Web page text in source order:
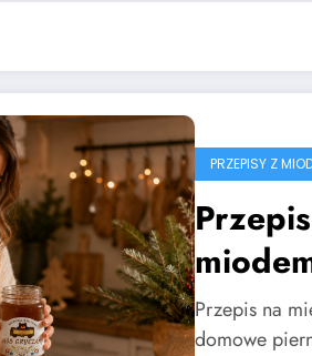
PRZEPISY Z
Przepis na
domowe